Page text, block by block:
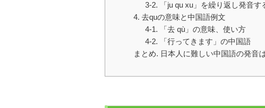
3-2. 「ju qu xu」を繰り返し発音す
4. 去quの意味と中国語例文
4-1. 「去 qù」の意味、使い方
4-2. 「行ってきます」の中国語
まとめ. 日本人に難しい中国語の発音